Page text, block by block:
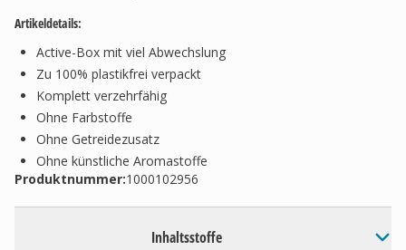
Artikeldetails:
Active-Box mit viel Abwechslung
Zu 100% plastikfrei verpackt
Komplett verzehrfähig
Ohne Farbstoffe
Ohne Getreidezusatz
Ohne künstliche Aromastoffe
Produktnummer:1000102956
Inhaltsstoffe